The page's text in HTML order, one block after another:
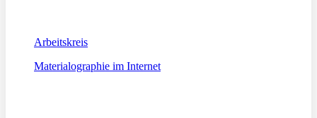
Arbeitskreis
Materialographie im Internet